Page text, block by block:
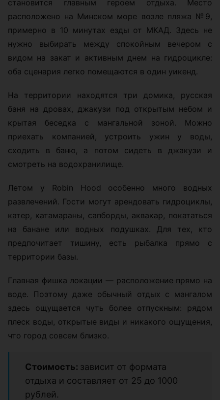
становится главным героем отдыха. Место
расположено на Минском море возле пляжа №9,
примерно в 10 минутах езды от МКАД. Здесь не
нужно выбирать между спокойным вечером с
видом на закат и активным днем на гидроцикле:
оба сценария легко помещаются в один уикенд.
На территории находятся три домика, русская
баня на дровах, джакузи под открытым небом и
крытая беседка с мангальной зоной. Можно
приехать компанией, устроить ужин у воды,
сходить в баню, а потом сидеть в джакузи и
смотреть на водохранилище.
Летом у Robin Hood особенно много водных
развлечений. Гости могут арендовать гидроциклы,
катер, катамараны, сапборды, аквакар, покататься
на банане или водных подушках. Для тех, кто
предпочитает тишину, есть рыбалка прямо с
территории базы.
Главная фишка локации — расположение прямо на
воде. Поэтому даже обычный отдых с мангалом
здесь ощущается чуть более отпускным: рядом
плеск воды, открытые виды и никакого ощущения,
что город совсем близко.
Стоимость: зависит от формата
отдыха и составляет от 25 до 1000
рублей.